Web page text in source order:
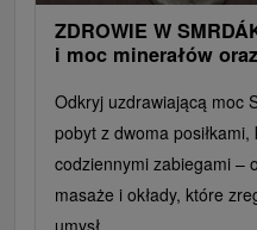
ZDROWIE W
i moc minerałów
Odkryj uzdrawiającą moc
pobyt z dwoma
codziennymi zabiegami –
masaże i okłady, które